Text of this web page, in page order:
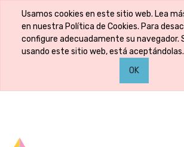
Usamos cookies en este sitio web. Lea
en nuestra Política de Cookies. Para
configure adecuadamente su navegador.
usando este sitio web, está aceptándolas.
OK
Mostrar
categorías